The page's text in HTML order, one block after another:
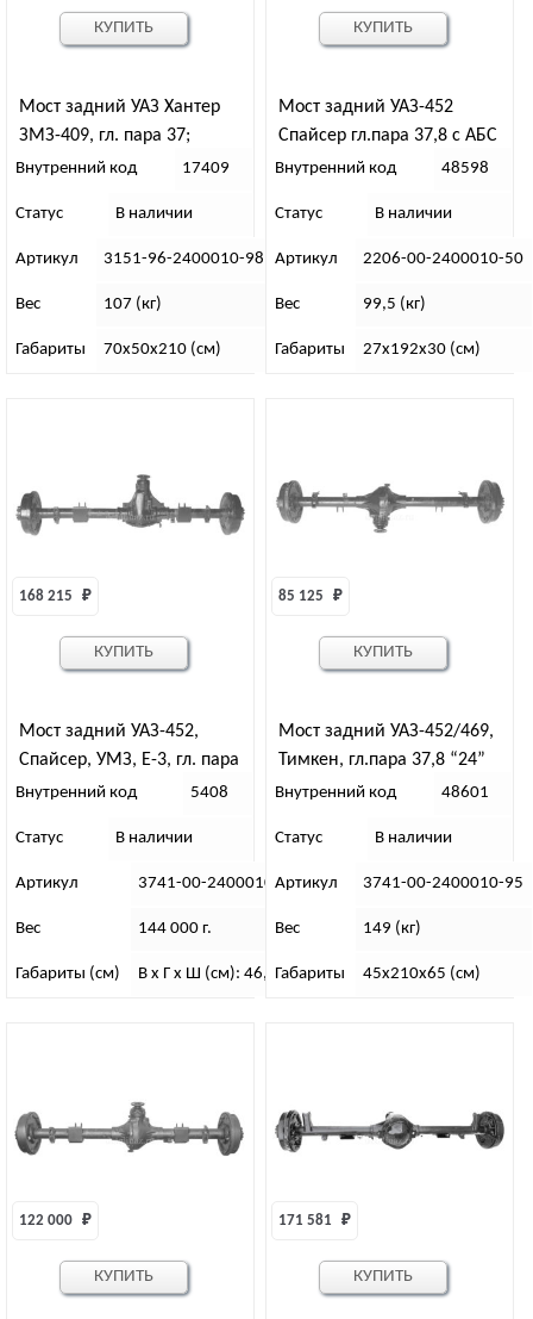
Мост задний УАЗ Хантер
ЗМЗ-409, гл. пара 37;
Спайсер, зуб 8 “82”
Внутренний код 17409
Статус В наличии
Артикул 3151-96-2400010-98(20)
Вес 107 (кг)
Габариты 70х50х210 (см)
КУПИТЬ
Мост задний УАЗ-452
Спайсер гл.пара 37,8 с АБС
1445 мм
Внутренний код 48598
Статус В наличии
Артикул 2206-00-2400010-50
Вес 99,5 (кг)
Габариты 27х192х30 (см)
КУПИТЬ
Мост задний УАЗ-452,
Спайсер, УМЗ, Е-3, гл. пара
37/9 “17”
168 215 ₽
Внутренний код 5408
Статус В наличии
Артикул 3741-00-2400010-96
Вес 144 000 г.
Габариты (см) В х Г х Ш (см): 46,7х62,6х191,4
КУПИТЬ
Мост задний УАЗ-452/469,
Тимкен, гл.пара 37,8 “24”
85 125 ₽
Внутренний код 48601
Статус В наличии
Артикул 3741-00-2400010-95
Вес 149 (кг)
Габариты 45х210х65 (см)
КУПИТЬ
122 000 ₽
КУПИТЬ
171 581 ₽
КУПИТЬ